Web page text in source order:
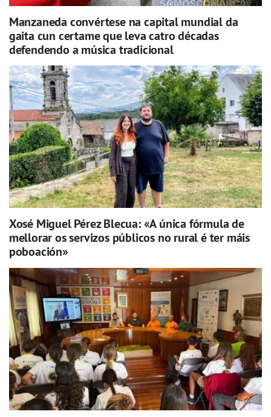
Manzaneda convértese na capital mundial da
gaita cun certame que leva catro décadas
defendendo a música tradicional
Xosé Miguel Pérez Blecua: «A única fórmula de
mellorar os servizos públicos no rural é ter máis
poboación»